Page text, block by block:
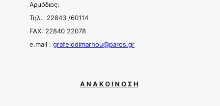
Αρμόδιος:
Τηλ. 22843 /60114
FAX: 22840 22078
e.mail : grafeiodimarhou@paros.gr
Α Ν Α Κ Ο Ι Ν Ω Σ Η